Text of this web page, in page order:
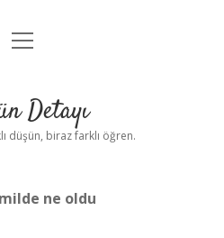
Anasayfa
Uyarı
menüyü
Detayı
düşün, biraz farklı öğren.
ne oldu